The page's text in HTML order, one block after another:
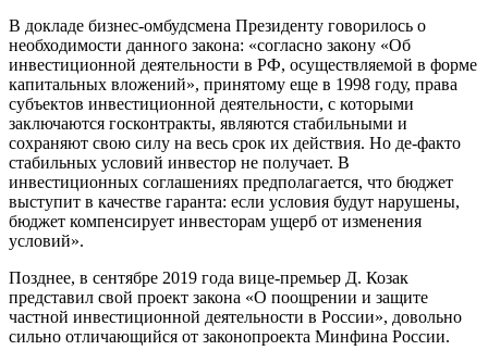
В докладе бизнес-омбудсмена Президенту говорилось о
необходимости данного закона: «согласно закону «Об
инвестиционной деятельности в РФ, осуществляемой в форме
капитальных вложений», принятому еще в 1998 году, права
субъектов инвестиционной деятельности, с которыми
заключаются госконтракты, являются стабильными и
сохраняют свою силу на весь срок их действия. Но де-факто
стабильных условий инвестор не получает. В
инвестиционных соглашениях предполагается, что бюджет
выступит в качестве гаранта: если условия будут нарушены,
бюджет компенсирует инвесторам ущерб от изменения
условий».
Позднее, в сентябре 2019 года вице-премьер Д. Козак
представил свой проект закона «О поощрении и защите
частной инвестиционной деятельности в России», довольно
сильно отличающийся от законопроекта Минфина России.